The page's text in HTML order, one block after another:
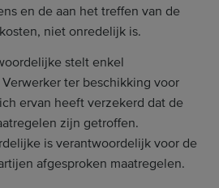
en de aan het treffen van de
niet onredelijk is.
stelt enkel
ter beschikking voor
ervan heeft verzekerd dat de
zijn getroffen.
is verantwoordelijk voor de
afgesproken maatregelen.